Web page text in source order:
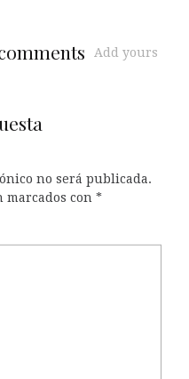
Add yours
no será publicada.
marcados con *